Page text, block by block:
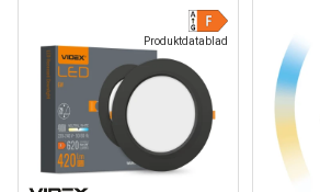
Produktdatablad